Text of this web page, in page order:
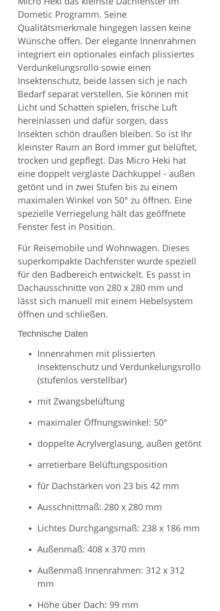
Dometic Programm. Seine
Qualitätsmerkmale hingegen lassen keine
Wünsche offen. Der elegante Innenrahmen
integriert ein optionales einfach plissiertes
Verdunkelungsrollo sowie einen
Insektenschutz, beide lassen sich je nach
Bedarf separat verstellen. Sie können mit
Licht und Schatten spielen, frische Luft
hereinlassen und dafür sorgen, dass
Insekten schön draußen bleiben. So ist Ihr
kleinster Raum an Bord immer gut belüftet,
trocken und gepflegt. Das Micro Heki hat
eine doppelt verglaste Dachkuppel - außen
getönt und in zwei Stufen bis zu einem
maximalen Winkel von 50° zu öffnen. Eine
spezielle Verriegelung hält das geöffnete
Fenster fest in Position.
Für Reisemobile und Wohnwagen. Dieses
superkompakte Dachfenster wurde speziell
für den Badbereich entwickelt. Es passt in
Dachausschnitte von 280 x 280 mm und
lässt sich manuell mit einem Hebelsystem
öffnen und schließen.
Technische Daten
Innenrahmen mit plissierten
Insektenschutz und Verdunkelungsrollo
(stufenlos verstellbar)
mit Zwangsbelüftung
maximaler Öffnungswinkel: 50°
doppelte Acrylverglasung, außen getönt
arretierbare Belüftungsposition
für Dachstärken von 23 bis 42 mm
Ausschnittmaß: 280 x 280 mm
Lichtes Durchgangsmaß: 238 x 186 mm
Außenmaß: 408 x 370 mm
Außenmaß Innenrahmen: 312 x 312
mm
Höhe über Dach: 99 mm